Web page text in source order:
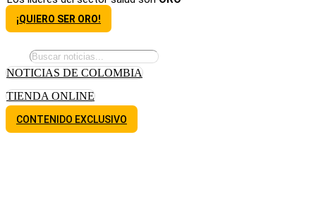
¡QUIERO SER ORO!
NOTICIAS DE COLOMBIA
TIENDA ONLINE
CONTENIDO EXCLUSIVO